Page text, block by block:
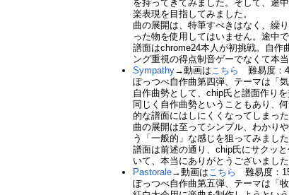
を持ってきてみました。そして、途
楽表現を目指してみました。
曲の展開は、特筆すべきはなく、繰
った物を使用してはいません。途中
譜面はchrome24本人が初挑戦。自
ング重視の得点制音ゲーでなくて本
Sympathy→動画は こちら
難易度：
ぽっつべ自作曲第四弾、テーマは「
自作曲勢として、chip氏と譜面作り
同じく自作曲勢ということもあり、
的な譜面にはしにくくなってしまった
曲の展開は至ってシンプル、わかり
う「一般的」な感じを狙ってみまし
譜面は前述の通り、chip氏にサクッ
いて、本当にありがとうございまし
Pastorale→動画は こちら
難易度：
ぽっつべ自作曲第五弾、テーマは「